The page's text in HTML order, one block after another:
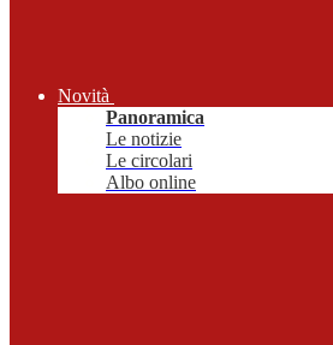
Novità
Panoramica
Le notizie
Le circolari
Albo online